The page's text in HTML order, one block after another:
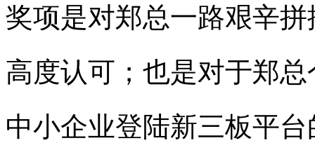
奖项是对郑总一路艰辛
高度认可；也是对于郑
中小企业登陆新三板平